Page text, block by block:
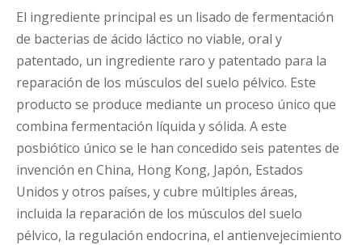
El ingrediente principal es un lisado de fermentación
de bacterias de ácido láctico no viable, oral y
patentado, un ingrediente raro y patentado para la
reparación de los músculos del suelo pélvico. Este
producto se produce mediante un proceso único que
combina fermentación líquida y sólida. A este
posbiótico único se le han concedido seis patentes de
invención en China, Hong Kong, Japón, Estados
Unidos y otros países, y cubre múltiples áreas,
incluida la reparación de los músculos del suelo
pélvico, la regulación endocrina, el antienvejecimiento